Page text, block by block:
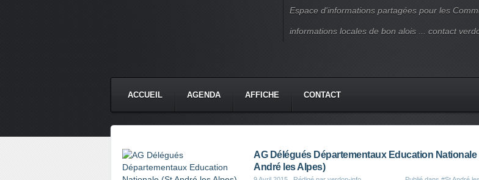
Espace d'informations partagées pour les
informations locales de bon alois ... contact
ACCUEIL AGENDA AFFICHE CONTACT
AG Délégués Départementaux Education Nationale
André les Alpes)